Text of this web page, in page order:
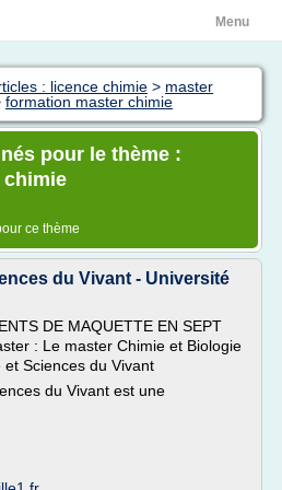
Menu
: licence chimie > master
formation master chimie
pour le thème :
ce thème
du Vivant - Université
DE MAQUETTE EN SEPT
: Le master Chimie et Biologie
Sciences du Vivant
du Vivant est une